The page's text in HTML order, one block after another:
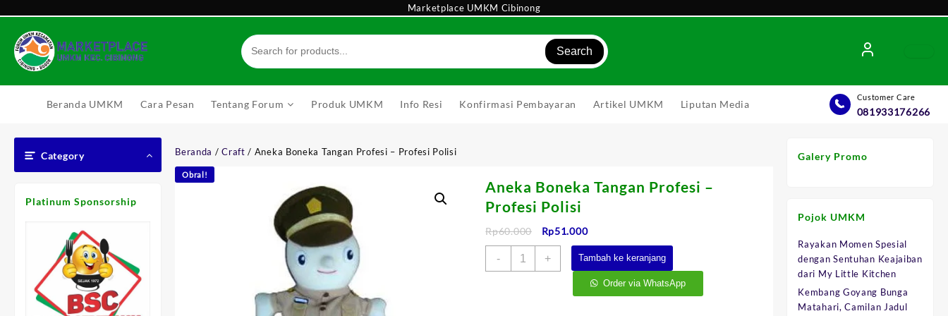
content
Marketplace UMKM Cibinong
Search
Beranda UMKM Cara Pesan Tentang Forum Produk UMKM Info Resi Konfirmasi Pembayaran Artikel UMKM Liputan Media
Customer Care
081933176266
Category
Platinum Sponsorship
Beranda /Craft / Aneka Boneka Tangan Profesi – Profesi Polisi
Obral!
Aneka Boneka Tangan Profesi –
Profesi Polisi
Rp60.000
Harga
aslinya
adalah:
Rp60.000.
Rp51.000Harga
saat
ini
Rp51.000.
-
Kuantitas+ Tambah ke keranjang
Order via WhatsApp
Galery Promo
Pojok UMKM
Rayakan Momen Spesial
dengan Sentuhan Keajaiban
dari My Little Kitchen
Kembang Goyang Bunga
Matahari, Camilan Jadul